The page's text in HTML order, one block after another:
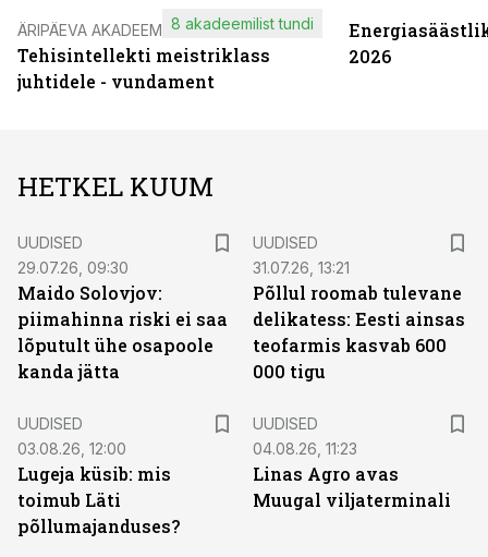
ÄRIPÄEVA AKADEEMIA
Tehisintellekti meistriklass
juhtidele - vundament
8 akadeemilist tundi
2026
HETKEL KUUM
UUDISED
29.07.26, 09:30
Maido Solovjov:
piimahinna riski ei saa
lõputult ühe osapoole
kanda jätta
UUDISED
31.07.26, 13:21
Põllul roomab tulevane
delikatess: Eesti ainsas
teofarmis kasvab 600
000 tigu
UUDISED
03.08.26, 12:00
Lugeja küsib: mis
toimub Läti
põllumajanduses?
UUDISED
04.08.26, 11:23
Linas Agro avas
Muugal viljaterminali